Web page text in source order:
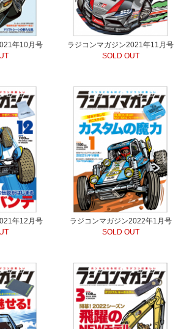
年10月号
ラジコンマガジン2021年11月号
SOLD OUT
年12月号
ラジコンマガジン2022年1月号
SOLD OUT